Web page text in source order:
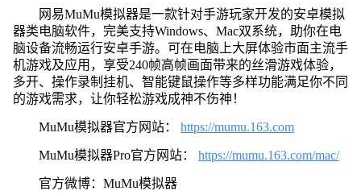
网易MuMu模拟器是一款针对手游玩家开发的安卓模拟
器类电脑软件，完美支持Windows、Mac双系统，助你在电
脑设备流畅运行安卓手游。可在电脑上大屏体验市面主流手
机游戏及应用，享受240帧高帧画面带来的丝滑游戏体验，
多开、操作录制挂机、智能键鼠操作等多样功能满足你不同
的游戏需求，让你轻松游戏成神不伤神！
MuMu模拟器官方网站： https://mumu.163.com
MuMu模拟器Pro官方网站： https://mumu.163.com/mac/
官方微博：MuMu模拟器